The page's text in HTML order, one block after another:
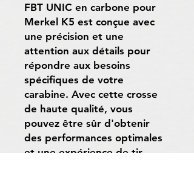
FBT UNIC en carbone pour
Merkel K5 est conçue avec
une précision et une
attention aux détails pour
répondre aux besoins
spécifiques de votre
carabine. Avec cette crosse
de haute qualité, vous
pouvez être sûr d'obtenir
des performances optimales
et une expérience de tir